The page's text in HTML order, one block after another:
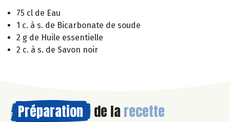
75 cl de Eau
1 c. à s. de Bicarbonate de soude
2 g de Huile essentielle
2 c. à s. de Savon noir
Préparation de la recette